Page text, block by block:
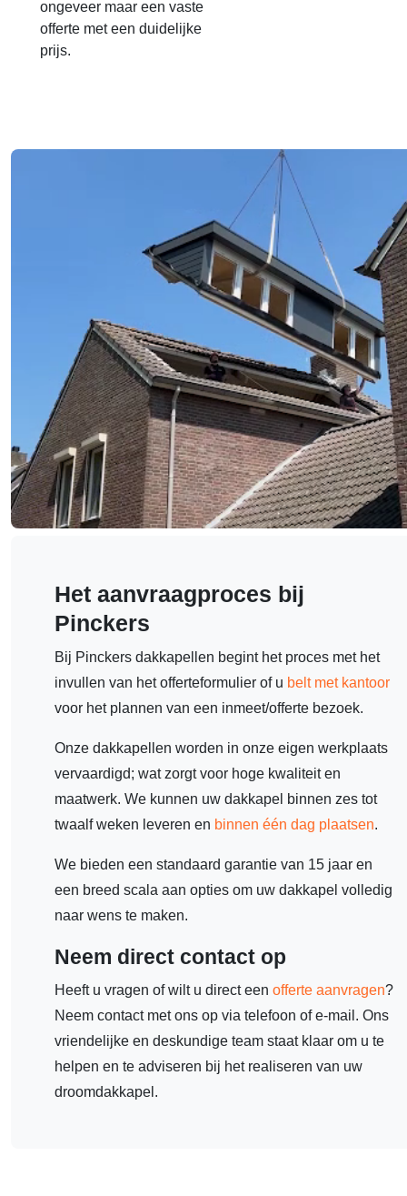
ongeveer maar een vaste
offerte met een duidelijke
prijs.
Het aanvraagproces bij
Pinckers
Bij Pinckers dakkapellen begint het proces met het
invullen van het offerteformulier of u belt met kantoor
voor het plannen van een inmeet/offerte bezoek.
Onze dakkapellen worden in onze eigen werkplaats
vervaardigd; wat zorgt voor hoge kwaliteit en
maatwerk. We kunnen uw dakkapel binnen zes tot
twaalf weken leveren en binnen één dag plaatsen.
We bieden een standaard garantie van 15 jaar en
een breed scala aan opties om uw dakkapel volledig
naar wens te maken.
Neem direct contact op
Heeft u vragen of wilt u direct een offerte aanvragen?
Neem contact met ons op via telefoon of e-mail. Ons
vriendelijke en deskundige team staat klaar om u te
helpen en te adviseren bij het realiseren van uw
droomdakkapel.